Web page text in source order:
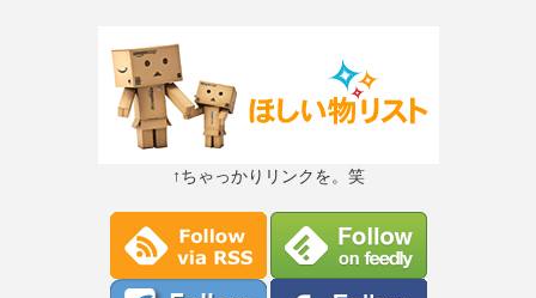
↑ちゃっかりリンクを。笑